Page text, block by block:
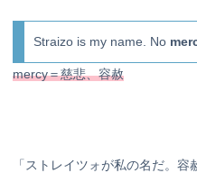
Straizo is my name. No
mercy＝慈悲、容赦
「ストレイツォが私の名だ。